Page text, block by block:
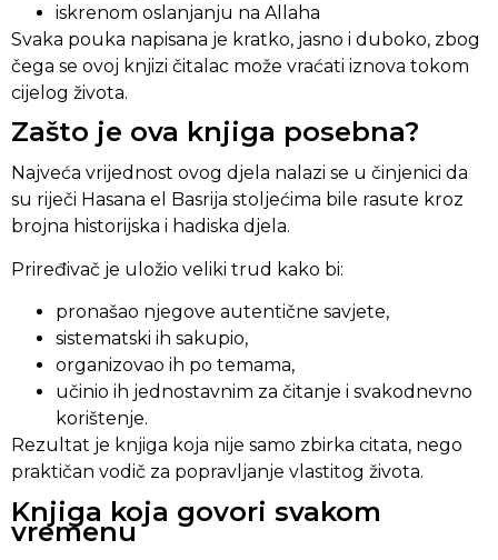
iskrenom oslanjanju na Allaha
Svaka pouka napisana je kratko, jasno i duboko, zbog
čega se ovoj knjizi čitalac može vraćati iznova tokom
cijelog života.
Zašto je ova knjiga posebna?
Najveća vrijednost ovog djela nalazi se u činjenici da
su riječi Hasana el Basrija stoljećima bile rasute kroz
brojna historijska i hadiska djela.
Priređivač je uložio veliki trud kako bi:
pronašao njegove autentične savjete,
sistematski ih sakupio,
organizovao ih po temama,
učinio ih jednostavnim za čitanje i svakodnevno
korištenje.
Rezultat je knjiga koja nije samo zbirka citata, nego
praktičan vodič za popravljanje vlastitog života.
Knjiga koja govori svakom
vremenu